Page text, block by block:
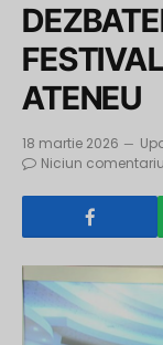
ATENEU
18 martie 2026
Niciun comentariu